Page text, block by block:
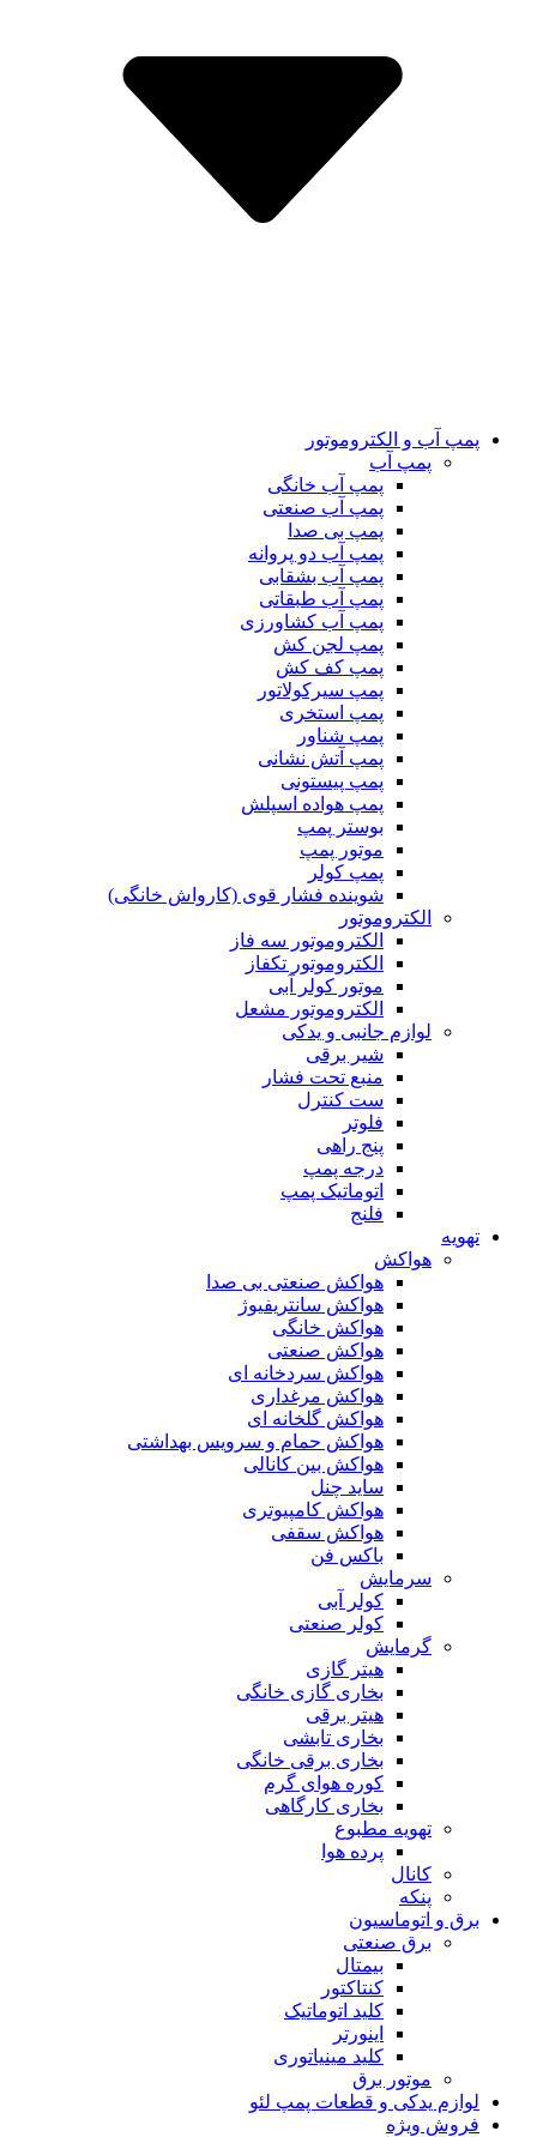
پمپ آب و الکتروموتور
پمپ آب
پمپ آب خانگی
پمپ آب صنعتی
پمپ بی صدا
پمپ آب دو پروانه
پمپ آب بشقابی
پمپ آب طبقاتی
پمپ آب کشاورزی
پمپ لجن کش
پمپ کف کش
پمپ سیرکولاتور
پمپ استخری
پمپ شناور
پمپ آتش نشانی
پمپ پیستونی
پمپ هواده اسپلش
بوستر پمپ
موتور پمپ
پمپ کولر
شوینده فشار قوی (کارواش خانگی)
الکتروموتور
الکتروموتور سه فاز
الکتروموتور تکفاز
موتور کولر آبی
الکتروموتور مشعل
لوازم جانبی و یدکی
شیر برقی
منبع تحت فشار
ست کنترل
فلوتر
پنج راهی
درجه پمپ
اتوماتیک پمپ
فلنج
تهویه
هواکش
هواکش صنعتی بی صدا
هواکش سانتریفیوژ
هواکش خانگی
هواکش صنعتی
هواکش سردخانه ای
هواکش مرغداری
هواکش گلخانه ای
هواکش حمام و سرویس بهداشتی
هواکش بین کانالی
ساید چنل
هواکش کامپیوتری
هواکش سقفی
باکس فن
سرمایش
کولر آبی
کولر صنعتی
گرمایش
هیتر گازی
بخاری گازی خانگی
هیتر برقی
بخاری تابشی
بخاری برقی خانگی
کوره هوای گرم
بخاری کارگاهی
تهویه مطبوع
پرده هوا
کانال
پنکه
برق و اتوماسیون
برق صنعتی
بیمتال
کنتاکتور
کلید اتوماتیک
اینورتر
کلید مینیاتوری
موتور برق
لوازم یدکی و قطعات پمپ لئو
فروش ویژه